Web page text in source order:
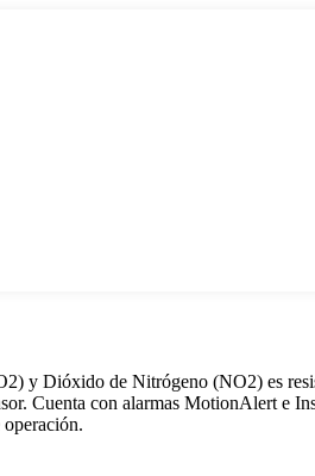
y Dióxido de Nitrógeno (NO2) es
Cuenta con alarmas MotionAlert e